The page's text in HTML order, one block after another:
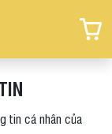
tin cá nhân của